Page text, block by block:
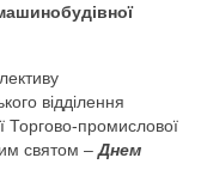
відділення
Торгово-промислової
святом –Днем